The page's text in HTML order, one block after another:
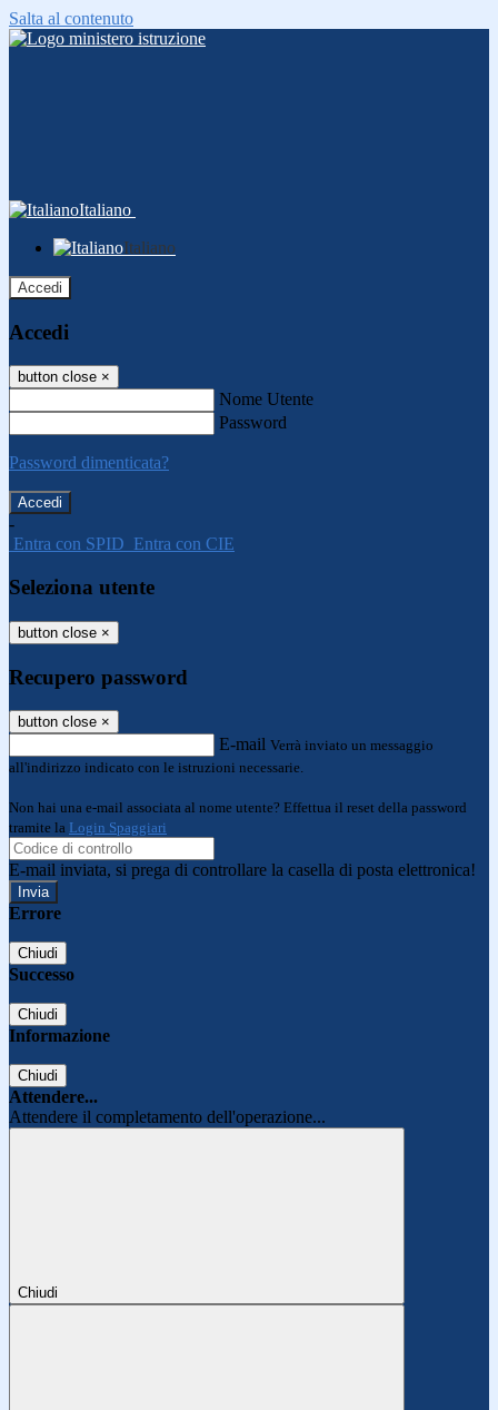
Salta al contenuto
Italiano
Italiano
Accedi
Accedi
button close ×
Nome Utente
Password
Password dimenticata?
-
Entra con SPID Entra con CIE
Seleziona utente
button close ×
Recupero password
button close ×
E-mail Verrà inviato un messaggio
all'indirizzo indicato con le istruzioni necessarie.
Non hai una e-mail associata al nome utente? Effettua il reset della password
tramite la Login Spaggiari
E-mail inviata, si prega di controllare la casella di posta elettronica!
Errore
Chiudi
Successo
Chiudi
Informazione
Chiudi
Attendere...
Attendere il completamento dell'operazione...
Chiudi